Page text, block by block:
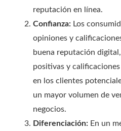
reputación en línea.
Confianza: Los
opiniones y
buena reputación
positivas y
en los clientes
un mayor volumen de
negocios.
Diferenciación: En un